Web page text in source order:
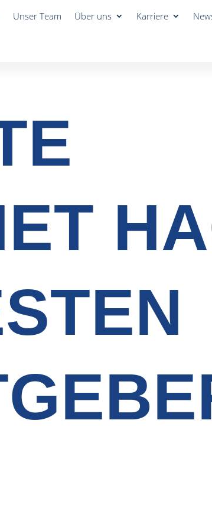
Unser Team Über uns Karriere